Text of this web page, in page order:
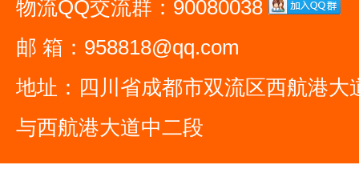
物流QQ交流群：90080038
邮 箱：958818@qq.com
地址：四川省成都市双流区西航港大
与西航港大道中二段